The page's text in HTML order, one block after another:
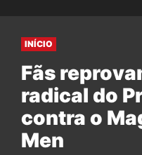
INÍCIO
Fãs
radical do
contra o
Men